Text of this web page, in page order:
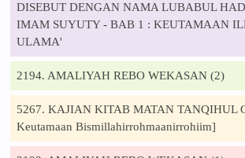
DISEBUT DENGAN NAMA LUBABUL
IMAM SUYUTY - BAB 1 : KEUTAMAAN
ULAMA'
2194. AMALIYAH REBO WEKASAN (2)
5267. KAJIAN KITAB MATAN TANQIHUL
Keutamaan Bismillahirrohmaanirrohiim]